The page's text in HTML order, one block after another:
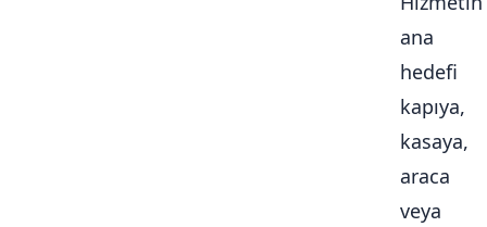
ana
hedefi
kapıya,
kasaya,
araca
veya